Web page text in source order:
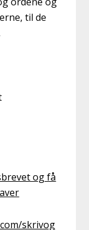
til de
og få
skrivog